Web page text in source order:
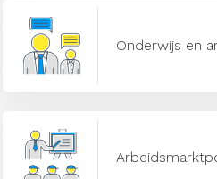
Onderwijs en